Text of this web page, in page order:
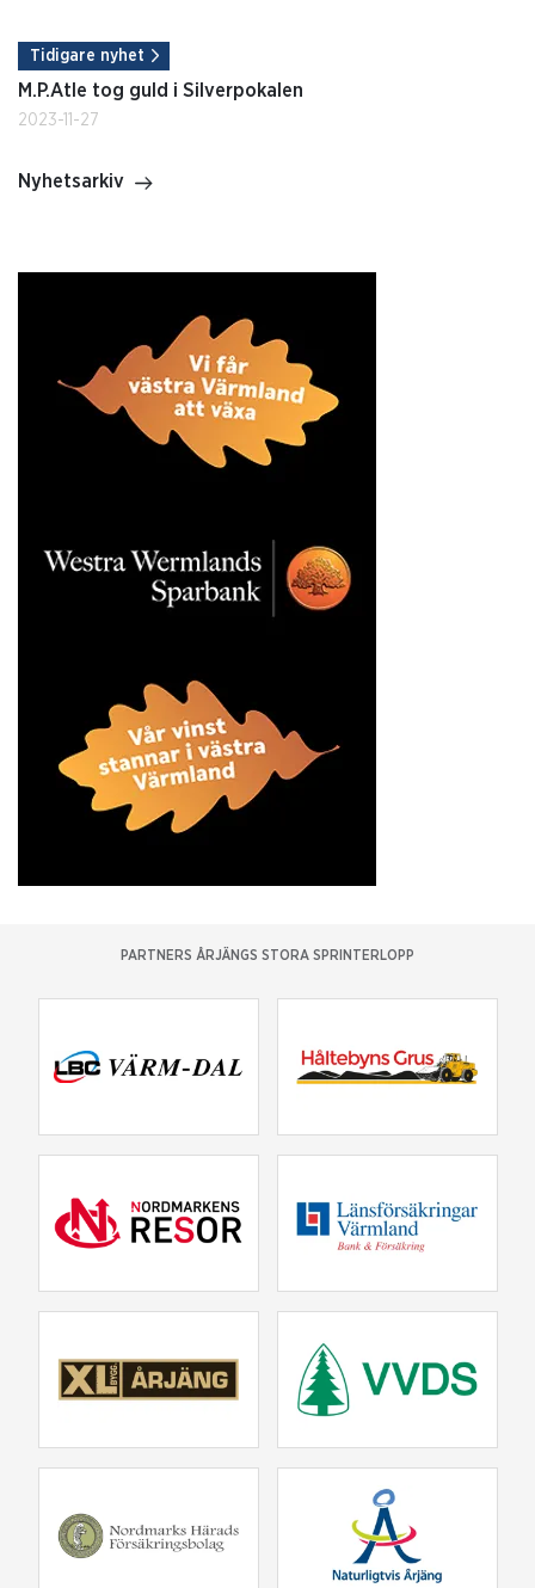
Tidigare nyhet
M.P.Atle tog guld i Silverpokalen
2023-11-27
Nyhetsarkiv
PARTNERS ÅRJÄNGS STORA SPRINTERLOPP